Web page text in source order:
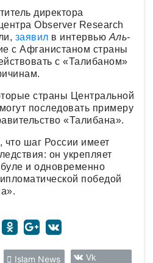
директора
Observer Research
заявил в интервью Аль-
с Афганистаном страны
с «Талибаном»
страны Центральной
последовать примеру
«Талибана».
что шаг России имеет
он укрепляет
и одновременно
победой
Islam News Vk